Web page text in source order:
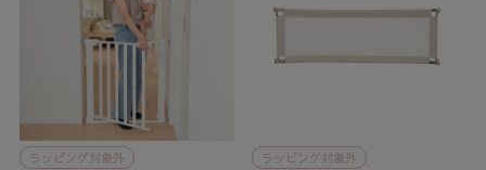
ラッピング対象外 ラッピング対象外